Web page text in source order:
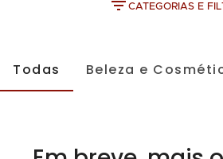
CATEGORIAS E
Todas Beleza e